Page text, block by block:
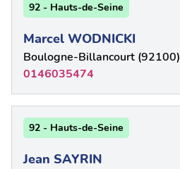
92 - Hauts-de-Seine
Marcel WODNICKI
Boulogne-Billancourt (92100)
0146035474
92 - Hauts-de-Seine
Jean SAYRIN